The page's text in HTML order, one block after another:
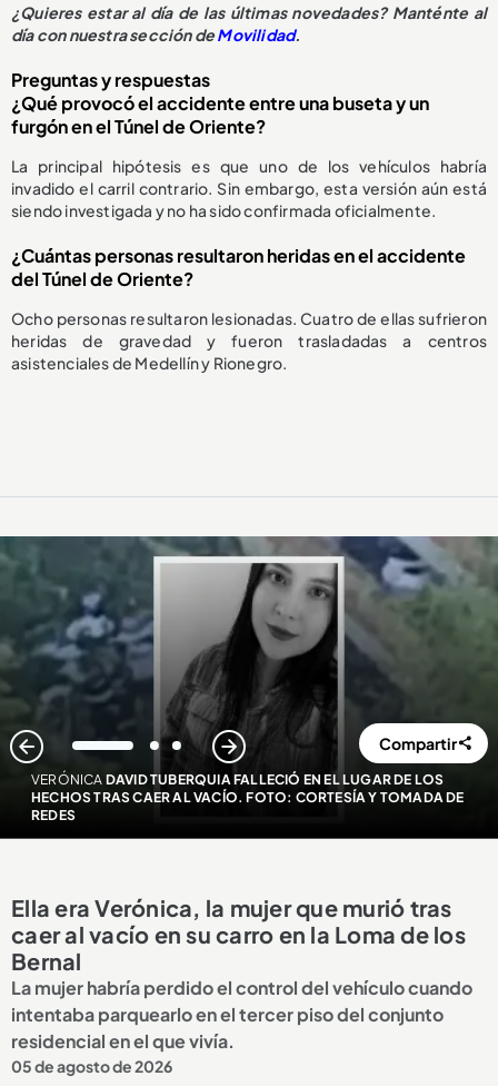
¿Quieres estar al día de las últimas novedades? Manténte al
día con nuestra sección deMovilidad.
Preguntas y respuestas
¿Qué provocó el accidente entre una buseta y un
furgón en el Túnel de Oriente?
La principal hipótesis es que uno de los vehículos habría
invadido el carril contrario. Sin embargo, esta versión aún está
siendo investigada y no ha sido confirmada oficialmente.
¿Cuántas personas resultaron heridas en el accidente
del Túnel de Oriente?
Ocho personas resultaron lesionadas. Cuatro de ellas sufrieron
heridas de gravedad y fueron trasladadas a centros
asistenciales de Medellín y Rionegro.
VERÓNICA DAVID TUBERQUIA FALLECIÓ EN EL LUGAR DE LOS
HECHOS TRAS CAER AL VACÍO. FOTO: CORTESÍA Y TOMADA DE
REDES
1 2 3 Compartir
Ella era Verónica, la mujer que murió tras
caer al vacío en su carro en la Loma de los
Bernal
La mujer habría perdido el control del vehículo cuando
intentaba parquearlo en el tercer piso del conjunto
residencial en el que vivía.
05 de agosto de 2026